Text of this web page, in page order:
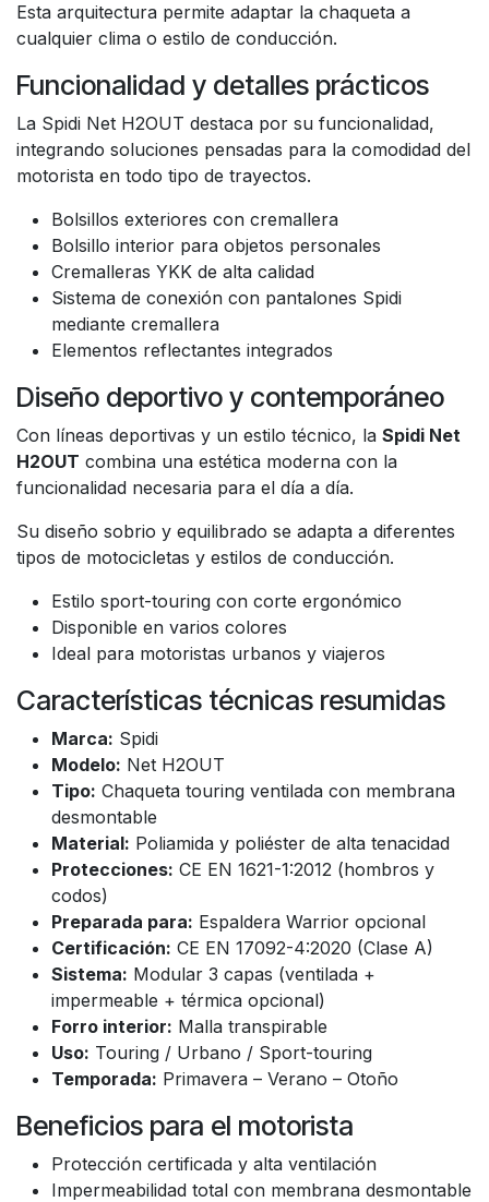
Esta arquitectura permite adaptar la chaqueta a
cualquier clima o estilo de conducción.
Funcionalidad y detalles prácticos
La Spidi Net H2OUT destaca por su funcionalidad,
integrando soluciones pensadas para la comodidad del
motorista en todo tipo de trayectos.
Bolsillos exteriores con cremallera
Bolsillo interior para objetos personales
Cremalleras YKK de alta calidad
Sistema de conexión con pantalones Spidi
mediante cremallera
Elementos reflectantes integrados
Diseño deportivo y contemporáneo
Con líneas deportivas y un estilo técnico, la Spidi Net
H2OUT combina una estética moderna con la
funcionalidad necesaria para el día a día.
Su diseño sobrio y equilibrado se adapta a diferentes
tipos de motocicletas y estilos de conducción.
Estilo sport-touring con corte ergonómico
Disponible en varios colores
Ideal para motoristas urbanos y viajeros
Características técnicas resumidas
Marca: Spidi
Modelo: Net H2OUT
Tipo: Chaqueta touring ventilada con membrana
desmontable
Material: Poliamida y poliéster de alta tenacidad
Protecciones: CE EN 1621-1:2012 (hombros y
codos)
Preparada para: Espaldera Warrior opcional
Certificación: CE EN 17092-4:2020 (Clase A)
Sistema: Modular 3 capas (ventilada +
impermeable + térmica opcional)
Forro interior: Malla transpirable
Uso: Touring / Urbano / Sport-touring
Temporada: Primavera – Verano – Otoño
Beneficios para el motorista
Protección certificada y alta ventilación
Impermeabilidad total con membrana desmontable